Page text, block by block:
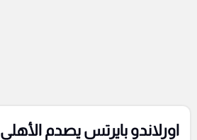
اورلاندو بايرتس يصدم